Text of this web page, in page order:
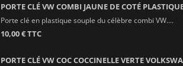
PORTE CLÉ VW COMBI JAUNE DE COTÉ
Porte clé en plastique souple du célèbre combi VW....
10,00 € TTC
PORTE CLÉ VW COC COCCINELLE VERTE